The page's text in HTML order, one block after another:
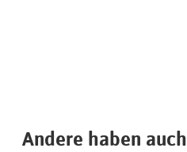
Andere haben